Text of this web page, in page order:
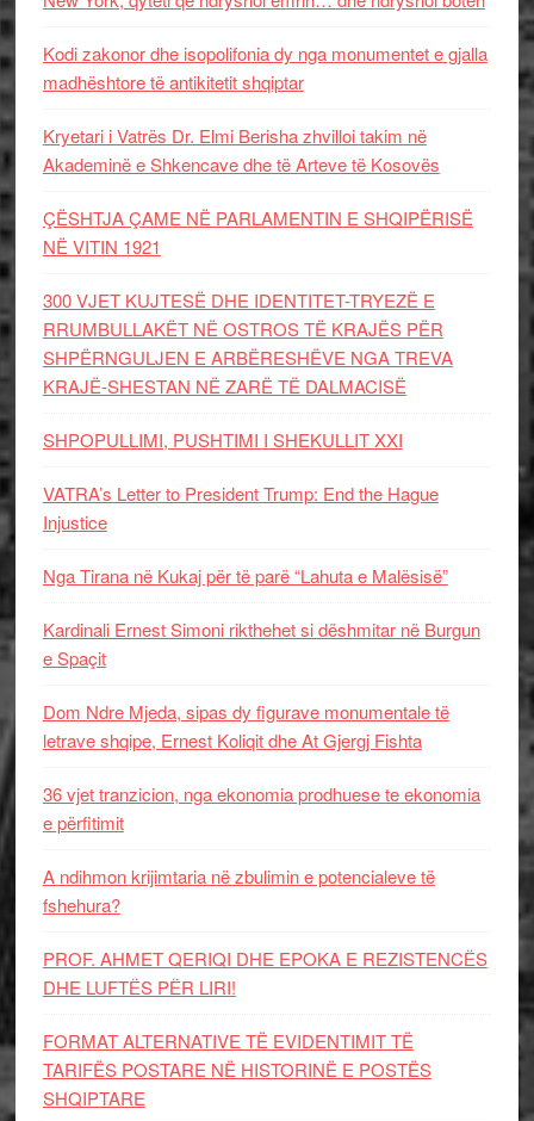
Kodi zakonor dhe isopolifonia dy nga monumentet e gjalla
madhështore të antikitetit shqiptar
Kryetari i Vatrës Dr. Elmi Berisha zhvilloi takim në
Akademinë e Shkencave dhe të Arteve të Kosovës
ÇËSHTJA ÇAME NË PARLAMENTIN E SHQIPËRISË
NË VITIN 1921
300 VJET KUJTESË DHE IDENTITET-TRYEZË E
RRUMBULLAKËT NË OSTROS TË KRAJËS PËR
SHPËRNGULJEN E ARBËRESHËVE NGA TREVA
KRAJË-SHESTAN NË ZARË TË DALMACISË
SHPOPULLIMI, PUSHTIMI I SHEKULLIT XXI
VATRA’s Letter to President Trump: End the Hague
Injustice
Nga Tirana në Kukaj për të parë “Lahuta e Malësisë”
Kardinali Ernest Simoni rikthehet si dëshmitar në Burgun
e Spaçit
Dom Ndre Mjeda, sipas dy figurave monumentale të
letrave shqipe, Ernest Koliqit dhe At Gjergj Fishta
36 vjet tranzicion, nga ekonomia prodhuese te ekonomia
e përfitimit
A ndihmon krijimtaria në zbulimin e potencialeve të
fshehura?
PROF. AHMET QERIQI DHE EPOKA E REZISTENCЁS
DHE LUFTЁS PЁR LIRI!
FORMAT ALTERNATIVE TË EVIDENTIMIT TË
TARIFËS POSTARE NË HISTORINË E POSTËS
SHQIPTARE